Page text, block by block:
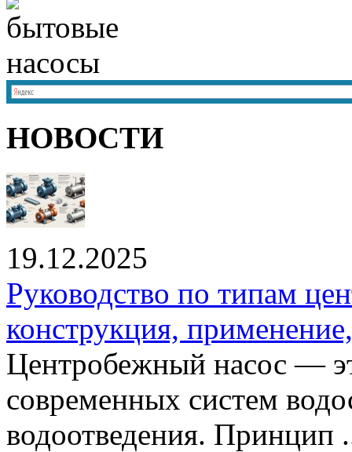
НОВОСТИ
19.12.2025
Руководство по типам
конструкция,
Центробежный насос —
современных систем
водоотведения. Принцип